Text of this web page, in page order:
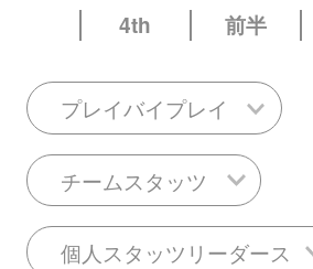
4th
前半
プレイバイプレイ
チームスタッツ
個人スタッツリーダース